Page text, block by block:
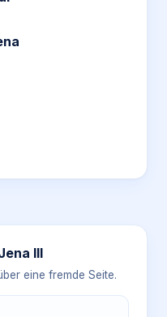
III
eine fremde Seite.